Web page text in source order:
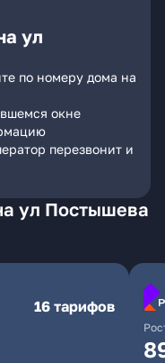
ул
по номеру дома на
окне
перезвонит и
ул Постышева
16 тарифов